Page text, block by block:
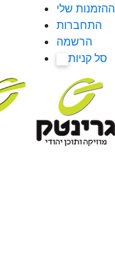
ההזמנות שלי
התחברות
הרשמה
סל קניות